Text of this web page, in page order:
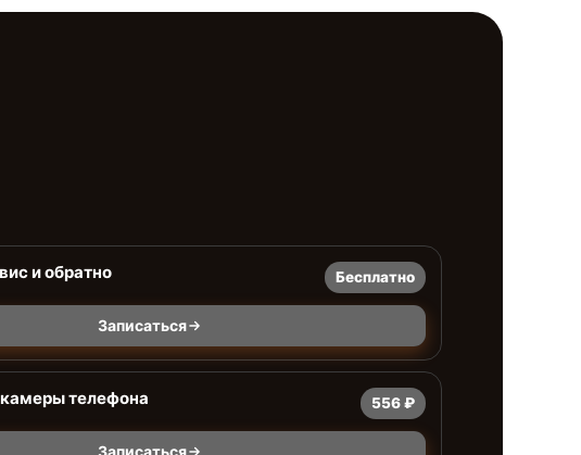
и обратно Бесплатно
Записаться
телефона 556 ₽
Записаться